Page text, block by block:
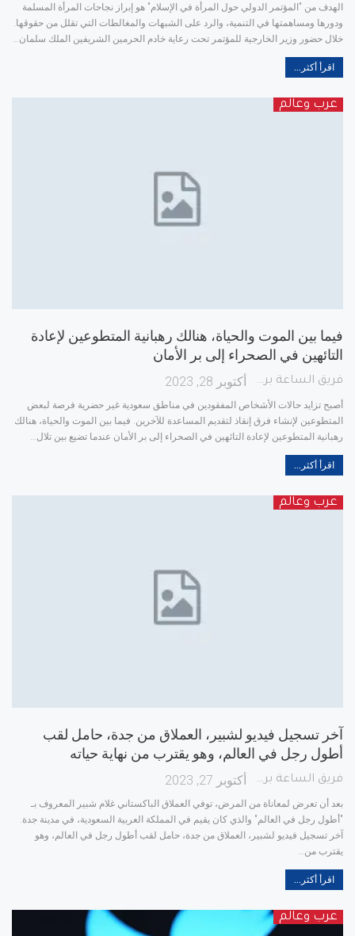
الهدف من "المؤتمر الدولي حول المرأة في الإسلام" هو إبراز نجاحات المرأة المسلمة
ودورها ومساهمتها في التنمية، والرد على الشبهات والمغالطات التي تقلل من حقوقها.
خلال حضور وزير الخارجية للمؤتمر تحت رعاية خادم الحرمين الشريفين الملك سلمان
اقرأ أكثر...
عرب وعالم
فيما بين الموت والحياة، هنالك رهبانية المتطوعين لإعادة
التائهين في الصحراء إلى بر الأمان
فريق الساعة برس أكتوبر 28, 2023
أصبح تزايد حالات الأشخاص المفقودين في مناطق سعودية غير حضرية فرصة لبعض
المتطوعين لإنشاء فرق إنقاذ لتقديم المساعدة للآخرين. فيما بين الموت والحياة، هنالك
رهبانية المتطوعين لإعادة التائهين في الصحراء إلى بر الأمان عندما تضيع بين تلال…
اقرأ أكثر...
عرب وعالم
آخر تسجيل فيديو لشبير، العملاق من جدة، حامل لقب
أطول رجل في العالم، وهو يقترب من نهاية حياته
فريق الساعة برس أكتوبر 27, 2023
بعد أن تعرض لمعاناة من المرض، توفي العملاق الباكستاني غلام شبير المعروف بـ
"أطول رجل في العالم" والذي كان يقيم في المملكة العربية السعودية، في مدينة جدة.
آخر تسجيل فيديو لشبير، العملاق من جدة، حامل لقب أطول رجل في العالم، وهو
يقترب من
اقرأ أكثر...
عرب وعالم